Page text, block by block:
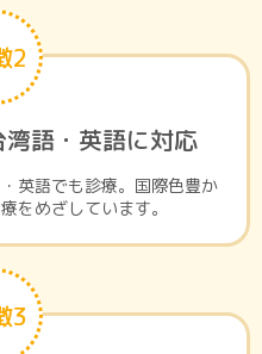
2
語・英語に対応
英語でも診療。国際色豊か
をめざしています｡
3